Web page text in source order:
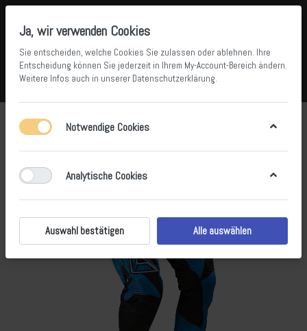
Menü Anmelden Vergleichen Wunschliste
Ja, wir verwenden Cookies
Sie entscheiden, welche Cookies Sie zulassen oder ablehnen. Ihre
Entscheidung können Sie jederzeit in Ihrem My-Account-Bereich ändern.
Weitere Infos auch in unserer Datenschutzerklärung.
Notwendige Cookies
Analytische Cookies
Auswahl bestätigen Alle auswählen